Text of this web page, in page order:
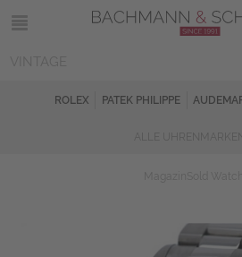
ROLEX PATEK PHILIPPE